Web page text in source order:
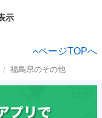
示
ページTOPへ
福島県のその他